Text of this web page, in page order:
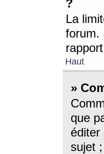
?
La
forum.
Haut
»
que
éditer
sujet